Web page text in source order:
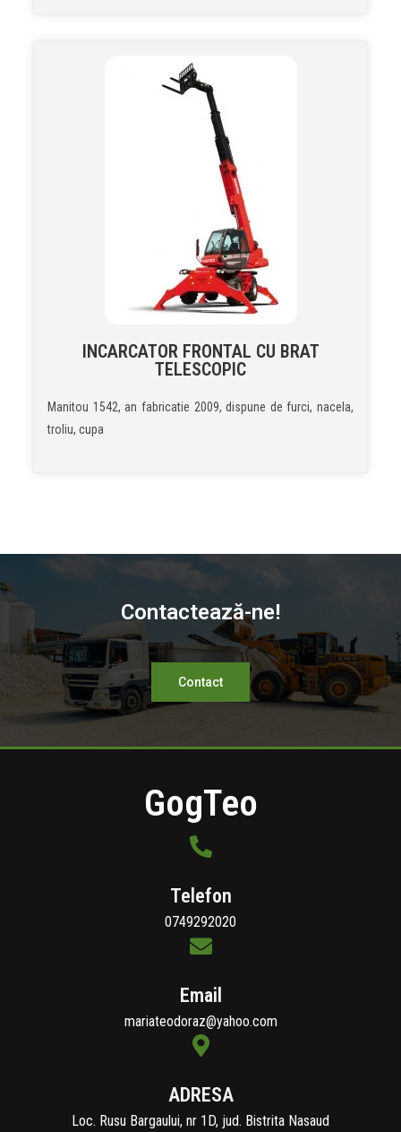
INCARCATOR FRONTAL CU BRAT
TELESCOPIC
Manitou 1542, an fabricatie 2009, dispune de furci, nacela,
troliu, cupa
Contactează-ne!
Contact
GogTeo
Telefon
0749292020
Email
mariateodoraz@yahoo.com
ADRESA
Loc. Rusu Bargaului, nr 1D, jud. Bistrita Nasaud